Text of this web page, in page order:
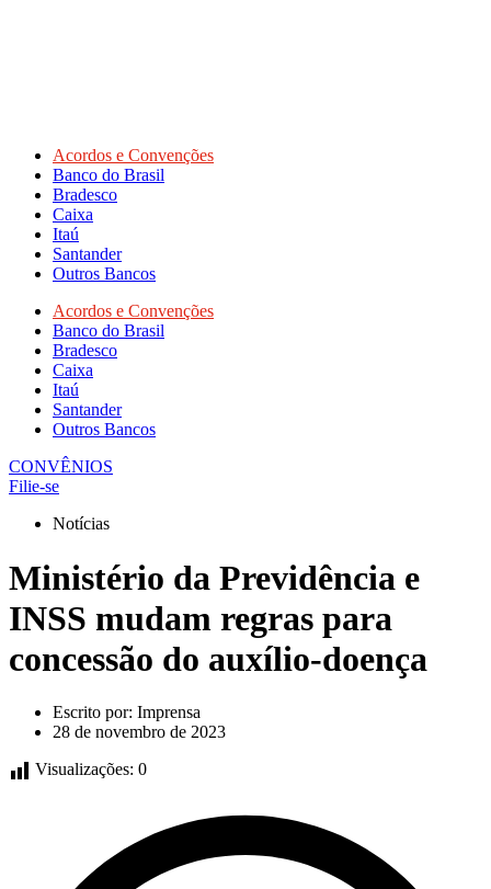
Acordos e Convenções
Banco do Brasil
Bradesco
Caixa
Itaú
Santander
Outros Bancos
Acordos e Convenções
Banco do Brasil
Bradesco
Caixa
Itaú
Santander
Outros Bancos
CONVÊNIOS
Filie-se
Notícias
Ministério da Previdência e
INSS mudam regras para
concessão do auxílio-doença
Escrito por: Imprensa
28 de novembro de 2023
Visualizações: 0